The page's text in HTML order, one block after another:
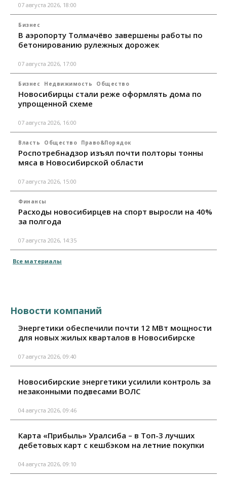
07 августа 2026, 18:00
Бизнес
В аэропорту Толмачёво завершены работы по
бетонированию рулежных дорожек
07 августа 2026, 17:00
Бизнес Недвижимость Общество
Новосибирцы стали реже оформлять дома по
упрощенной схеме
07 августа 2026, 16:00
Власть Общество Право&Порядок
Роспотребнадзор изъял почти полторы тонны
мяса в Новосибирской области
07 августа 2026, 15:00
Финансы
Расходы новосибирцев на спорт выросли на 40%
за полгода
07 августа 2026, 14:35
Все материалы
Новости компаний
Энергетики обеспечили почти 12 МВт мощности
для новых жилых кварталов в Новосибирске
07 августа 2026, 09:40
Новосибирские энергетики усилили контроль за
незаконными подвесами ВОЛС
04 августа 2026, 09:46
Карта «Прибыль» Уралсиба – в Топ-3 лучших
дебетовых карт с кешбэком на летние покупки
04 августа 2026, 09:10